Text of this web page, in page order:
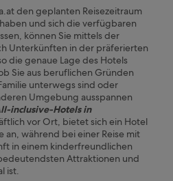
den geplanten Reisezeitraum
und sich die verfügbaren
können Sie mittels der
Unterkünften in der präferierten
die genaue Lage des Hotels
Sie aus beruflichen Gründen
unterwegs sind oder
Umgebung ausspannen
inclusive-Hotels in
vor Ort, bietet sich ein Hotel
an, während bei einer Reise mit
in einem kinderfreundlichen
Attraktionen und
ist.